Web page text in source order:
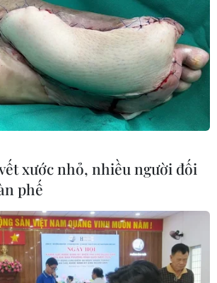
xước nhỏ, nhiều người đối
phế